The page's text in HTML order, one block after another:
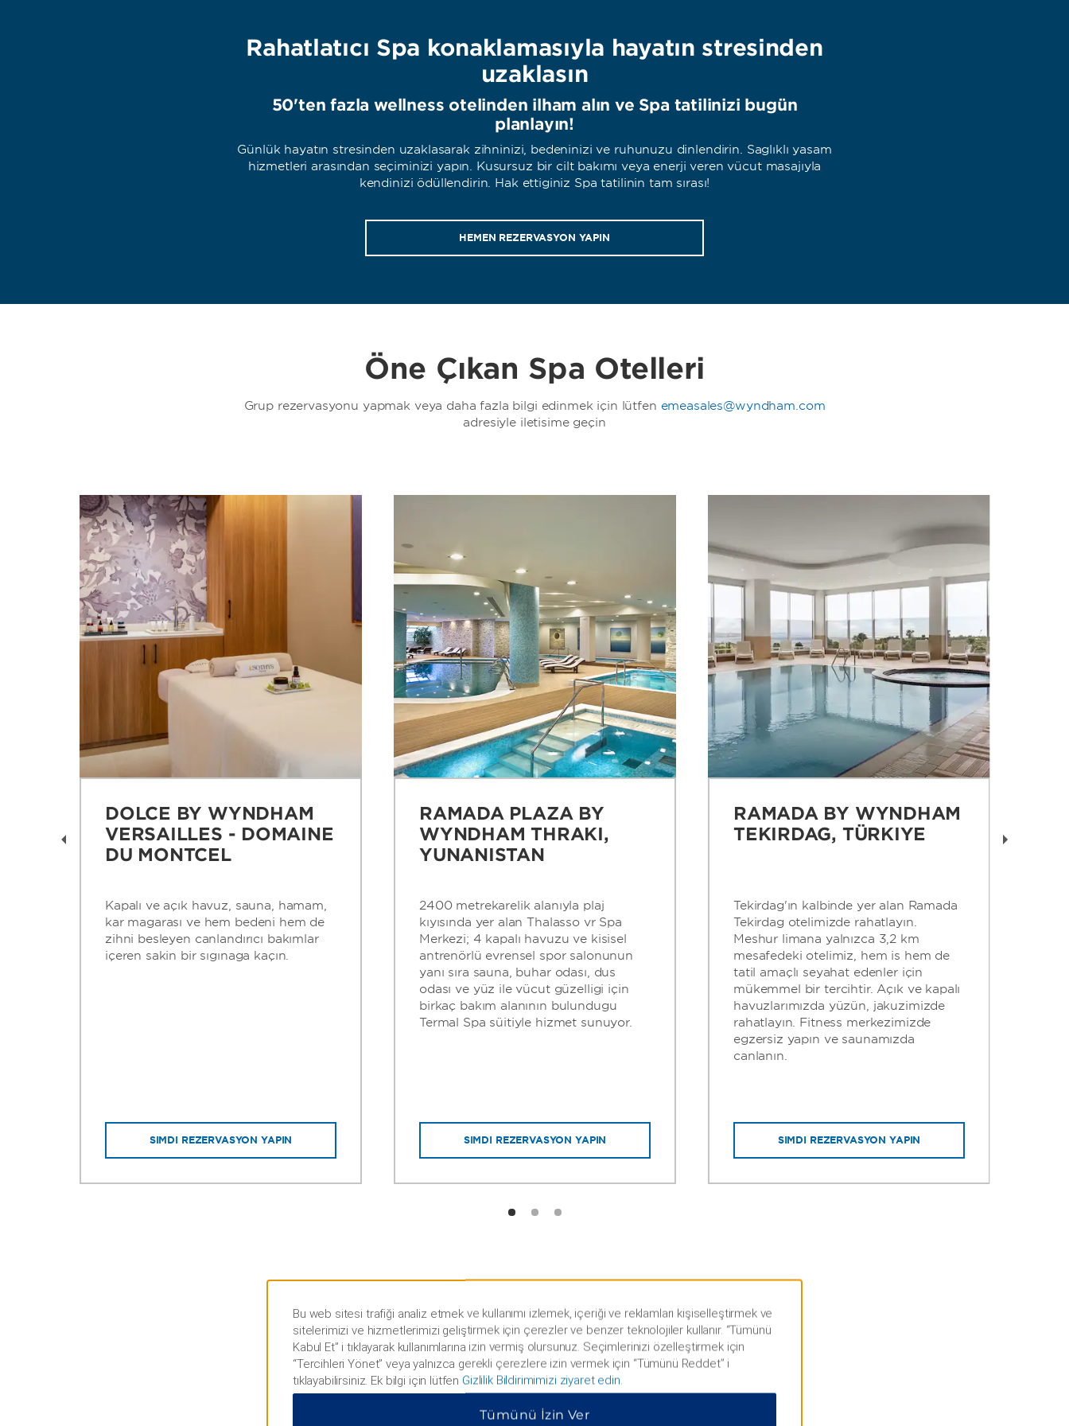
Rahatlatıcı Spa konaklamasıyla hayatın stresinden
uzaklaşın
50'ten fazla wellness otelinden ilham alın ve Spa tatilinizi bugün
planlayın!
Günlük hayatın stresinden uzaklaşarak zihninizi, bedeninizi ve ruhunuzu dinlendirin. Sağlıklı yaşam
hizmetleri arasından seçiminizi yapın. Kusursuz bir cilt bakımı veya enerji veren vücut masajıyla
kendinizi ödüllendirin. Hak ettiğiniz Spa tatilinin tam sırası!
HEMEN REZERVASYON YAPIN
Öne Çıkan Spa Otelleri
Grup rezervasyonu yapmak veya daha fazla bilgi edinmek için lütfen emeasales@wyndham.com
adresiyle iletişime geçin
DOLCE BY WYNDHAM
VERSAILLES - DOMAINE
DU MONTCEL
Kapalı ve açık havuz, sauna, hamam,
kar mağarası ve hem bedeni hem de
zihni besleyen canlandırıcı bakımlar
içeren sakin bir sığınağa kaçın.
ŞIMDI REZERVASYON YAPIN
RAMADA PLAZA BY
WYNDHAM THRAKI,
YUNANISTAN
2400 metrekarelik alanıyla plaj
kıyısında yer alan Thalasso vr Spa
Merkezi; 4 kapalı havuzu ve kişisel
antrenörlü evrensel spor salonunun
yanı sıra sauna, buhar odası, duş
odası ve yüz ile vücut güzelliği için
birkaç bakım alanının bulunduğu
Termal Spa süitiyle hizmet sunuyor.
ŞIMDI REZERVASYON YAPIN
RAMADA BY WYNDHAM
TEKIRDAG, TÜRKIYE
Tekirdağ'ın kalbinde yer alan Ramada
Tekirdağ otelimizde rahatlayın.
Meşhur limana yalnızca 3,2 km
mesafedeki otelimiz, hem iş hem de
tatil amaçlı seyahat edenler için
mükemmel bir tercihtir. Açık ve kapalı
havuzlarımızda yüzün, jakuzimizde
rahatlayın. Fitness merkezimizde
egzersiz yapın ve saunamızda
canlanın.
ŞIMDI REZERVASYON YAPIN
Üyeler Her Zaman En Düşük
Bu web sitesi trafiği analiz etmek ve kullanımı izlemek, içeriği ve reklamları kişiselleştirmek ve
sitelerimizi ve hizmetlerimizi geliştirmek için çerezler ve benzer teknolojiler kullanır. “Tümünü
Kabul Et” i tıklayarak kullanımlarına izin vermiş olursunuz. Seçimlerinizi özelleştirmek için
“Tercihleri Yönet” veya yalnızca gerekli çerezlere izin vermek için “Tümünü Reddet” i
tıklayabilirsiniz. Ek bilgi için lütfen Gizlilik Bildirimimizi ziyaret edin.
Tümünü İzin Ver